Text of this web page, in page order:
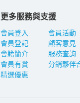
更多服務與支援
會員登入
會員登記
會籍簡介
會員有賞
精選優惠
會員活動
顧客意見
服務查詢
分銷夥伴